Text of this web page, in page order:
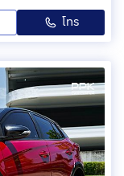
โทร